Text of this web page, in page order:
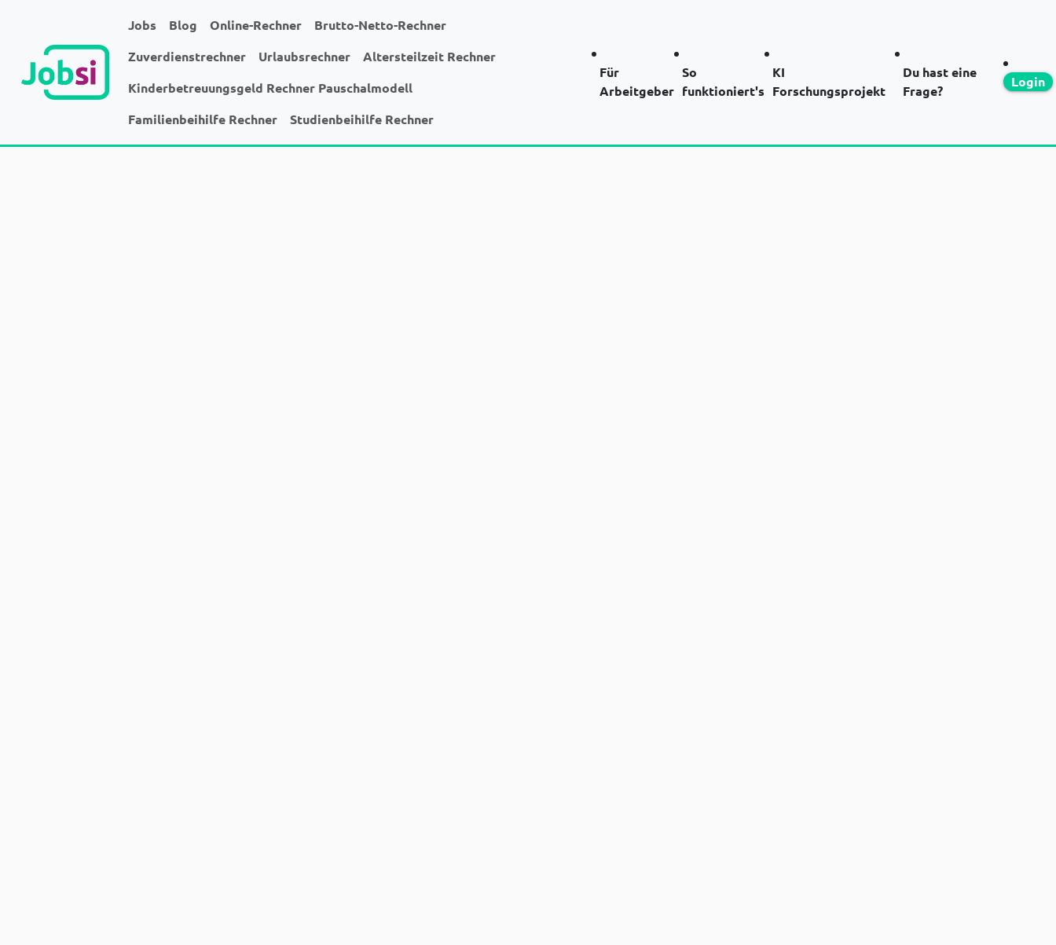
Jobs Blog Online-Rechner
Brutto-Netto-Rechner
Zuverdienstrechner
Urlaubsrechner
Altersteilzeit Rechner
Kinderbetreuungsgeld Rechner Pauschalmodell
Familienbeihilfe Rechner
Studienbeihilfe Rechner
Für
Arbeitgeber
So
funktioniert's
KI
Forschungsprojekt
Du hast eine
Frage?
Login